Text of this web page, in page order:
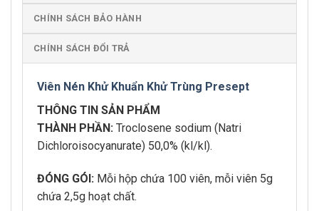
CHÍNH SÁCH BẢO HÀNH
CHÍNH SÁCH ĐỔI TRẢ
Viên Nén Khử Khuẩn Khử Trùng Presept
THÔNG TIN SẢN PHẨM
THÀNH PHẦN: Troclosene sodium (Natri
Dichloroisocyanurate) 50,0% (kl/kl).
ĐÓNG GÓI: Mỗi hộp chứa 100 viên, mỗi viên 5g
chứa 2,5g hoạt chất.